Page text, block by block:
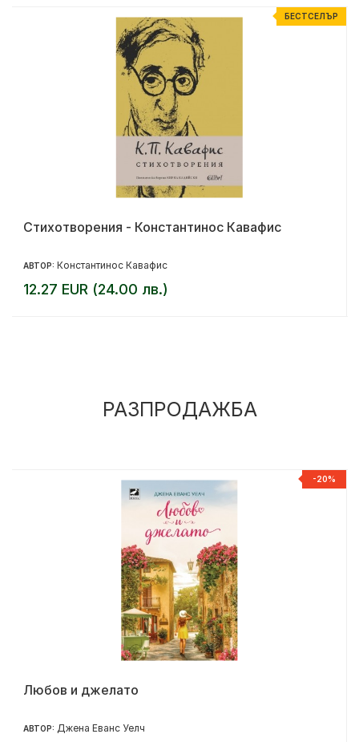
БЕСТСЕЛЪР
Стихотворения - Константинос Кавафис
АВТОР: Константинос Кавафис
12.27 EUR (24.00 лв.)
РАЗПРОДАЖБА
-20%
Любов и джелато
АВТОР: Джена Еванс Уелч